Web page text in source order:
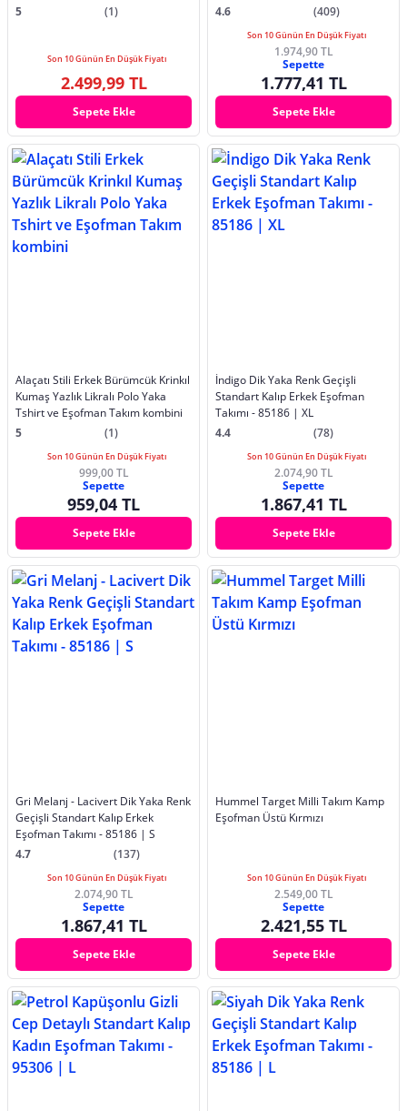
5
(1)
Son 10 Günün En Düşük Fiyatı
2.499,99 TL
Sepete Ekle
4.6
(409)
Son 10 Günün En Düşük Fiyatı
1.974,90 TL
Sepette
1.777,41 TL
Sepete Ekle
Alaçatı Stili Erkek Bürümcük Krinkıl
Kumaş Yazlık Likralı Polo Yaka
Tshirt ve Eşofman Takım kombini
5
(1)
Son 10 Günün En Düşük Fiyatı
999,00 TL
Sepette
959,04 TL
Sepete Ekle
İndigo Dik Yaka Renk Geçişli
Standart Kalıp Erkek Eşofman
Takımı - 85186 | XL
4.4
(78)
Son 10 Günün En Düşük Fiyatı
2.074,90 TL
Sepette
1.867,41 TL
Sepete Ekle
Gri Melanj - Lacivert Dik Yaka Renk
Geçişli Standart Kalıp Erkek
Eşofman Takımı - 85186 | S
4.7
(137)
Son 10 Günün En Düşük Fiyatı
2.074,90 TL
Sepette
1.867,41 TL
Sepete Ekle
Hummel Target Milli Takım Kamp
Eşofman Üstü Kırmızı
Son 10 Günün En Düşük Fiyatı
2.549,00 TL
Sepette
2.421,55 TL
Sepete Ekle